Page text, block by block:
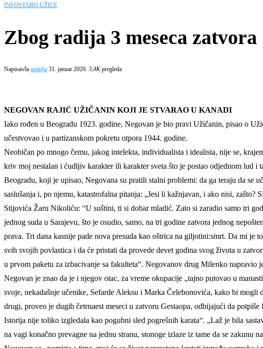
INFOSTARO UŽICE
Zbog radija 3 meseca zatvora
Napisao/la nedelja 31. januar 2020. 3,4Kpregleda
NEGOVAN RAJIĆ UŽIČANIN KOJI JE STVARAO U KANADI
Iako rođen u Beogradu 1923. godine, Negovan je bio pravi Užičanin, pisao o
učestvovao i u partizanskom pokretu otpora 1944. godine.
Neobičan po mnogo čemu, jakog intelekta, individualista i idealista, nije se,
kriv moj nestalan i ćudljiv karakter ili karakter sveta što je postao odjednom lud
Beogradu, koji je upisao, Negovana su pratili stalni problemi: da ga teraju da se
saslušanja i, po njemu, katastrofalna pitanja: „Jesi li kažnjavan, i ako nisi,
Stijovića Žaru Nikoliću: “U suštini, ti si dobar mladić. Zato si zaradio samo tri
jednog suda u Sarajevu, što je osudio, samo, na tri godine zatvora jednog
prava. Tri dana kasnije pade nova presuda kao oštrica na giljotini:smrt. Da mi je
svih svojih povlastica i da će pristati da provede devet godina svog života u
u prvom paketu za izbacivanje sa fakulteta“. Negovanov drug Milenko
Negovan je znao da je i njegov otac, za vreme okupacije „tajno putovao u
svoje, nekadašnje učenike, Sefarde Aleksu i Marka Čelebonovića, kako bi
drugi, proveo je dugih četrnaest meseci u zatvoru Gestaopa, odbijajući da
Istorija nije toliko izgledala kao pogubni sled pogrešnih karata“. „Laž je bila
na vagi konačno prevagne na jednu stranu, stonoge izlaze iz tame da se zakunu